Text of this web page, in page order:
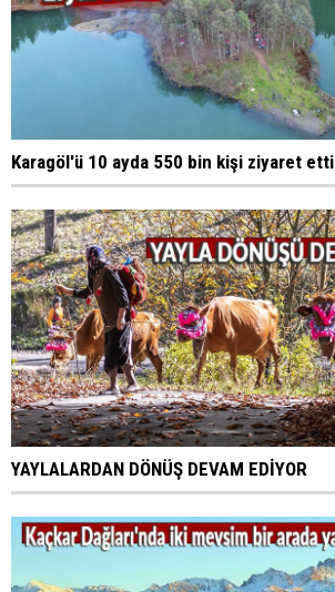
Karagöl'ü 10 ayda 550 bin kişi ziyaret etti
YAYLALARDAN DÖNÜŞ DEVAM EDİYOR